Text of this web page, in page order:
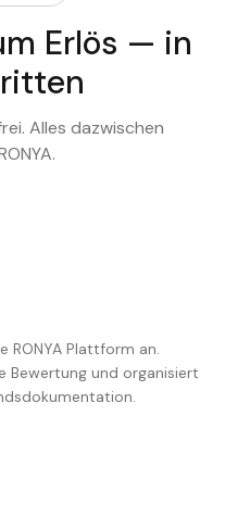
Erlös — in
Alles dazwischen
RONYA Plattform an.
Bewertung und organisiert